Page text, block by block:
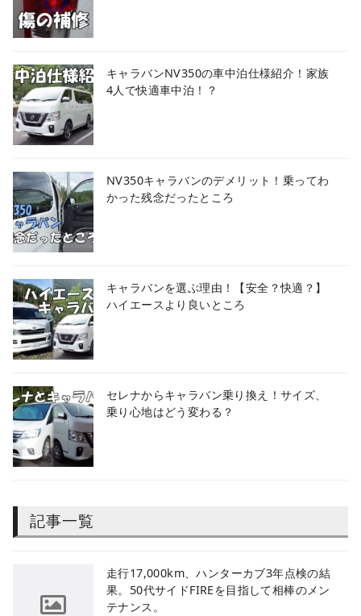
キャラバンNV350の車中泊仕様紹介！家族
4人で快適車中泊！？
NV350キャラバンのデメリット！乗ってわ
かった残念だったところ
キャラバンを選ぶ理由！【安全？快適？】
ハイエースより良いところ
セレナからキャラバン乗り換え！サイズ、
乗り心地はどう変わる？
記事一覧
​走行17,000km、ハンターカブ3年点検の結
果。50代サイドFIREを目指して相棒のメン
テナンス。